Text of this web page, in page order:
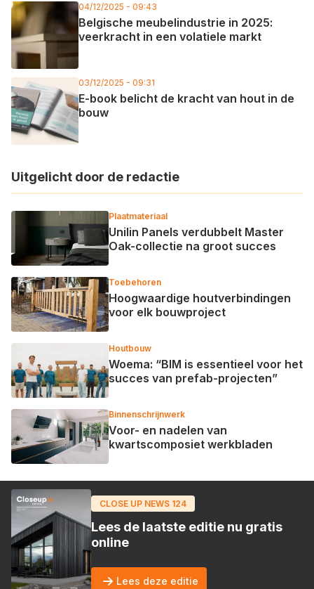
04/12/2025 - 09:43
Belgische meubelindustrie in 2025:
veerkracht in een volatiele markt
03/12/2025 - 09:31
E-book belicht de kracht van hout in de
bouw
Uitgelicht door de redactie
Plaatmateriaal
Unilin Panels verdubbelt Master
Oak-collectie na groot succes
Toebehoren
Hoogwaardige houtverbindingen
voor elk bouwproject
Houtbouw
Woema: “BIM is essentieel voor het
succes van prefab-projecten”
Binnenschrijnwerk
Voor- en nadelen van
kwartscomposiet werkbladen
CLOSE UP NEWS 124
Lees de laatste editie nu gratis
online
Lees deze editie